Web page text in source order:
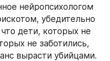
нейропсихологом
убедительно
дети, которых не
не заботились,
вырасти убийцами.